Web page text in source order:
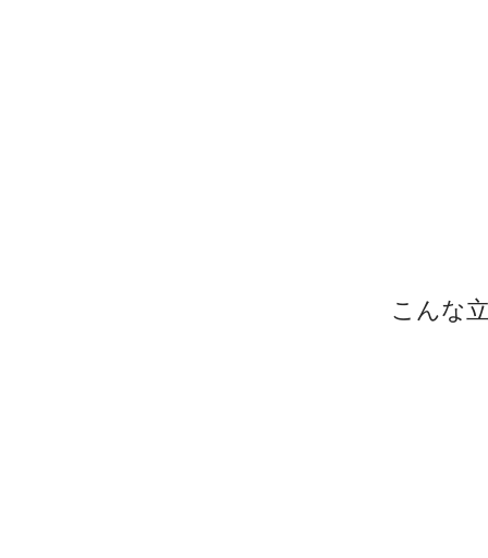
こんな